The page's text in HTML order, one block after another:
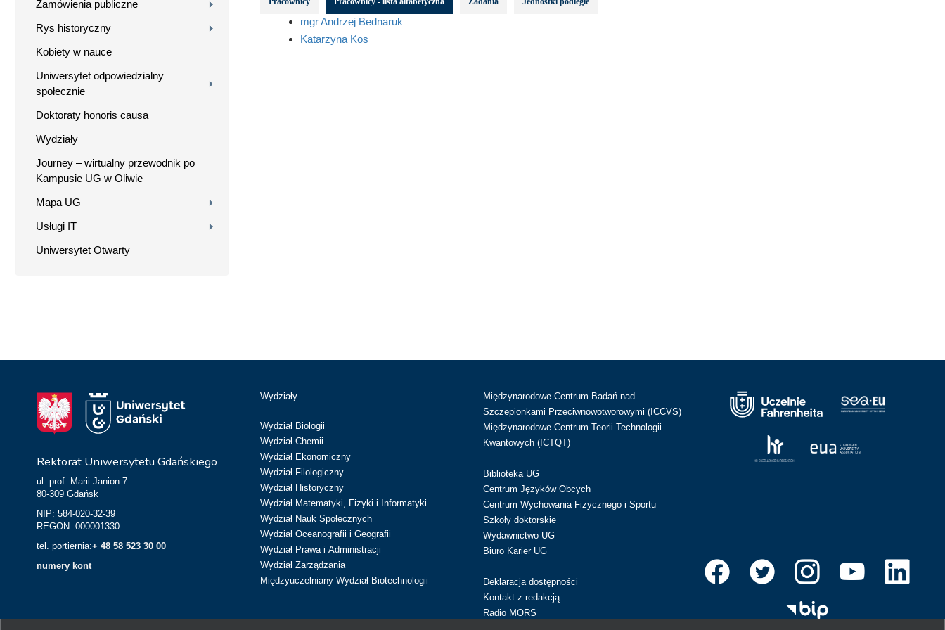
Zamówienia publiczne
Rys historyczny
Kobiety w nauce
Uniwersytet odpowiedzialny
społecznie
Doktoraty honoris causa
Wydziały
Journey – wirtualny przewodnik po
Kampusie UG w Oliwie
Mapa UG
Usługi IT
Uniwersytet Otwarty
mgr Andrzej Bednaruk
Katarzyna Kos
Rektorat Uniwersytetu Gdańskiego
ul. prof. Marii Janion 7
80-309 Gdańsk
NIP: 584-020-32-39
REGON: 000001330
tel. portiernia:+ 48 58 523 30 00
numery kont
Wydziały
Wydział Biologii
Wydział Chemii
Wydział Ekonomiczny
Wydział Filologiczny
Wydział Historyczny
Wydział Matematyki, Fizyki i Informatyki
Wydział Nauk Społecznych
Wydział Oceanografii i Geografii
Wydział Prawa i Administracji
Wydział Zarządzania
Międzyuczelniany Wydział Biotechnologii
Międzynarodowe Centrum Badań nad
Szczepionkami Przeciwnowotworowymi (ICCVS)
Międzynarodowe Centrum Teorii Technologii
Kwantowych (ICTQT)
Biblioteka UG
Centrum Języków Obcych
Centrum Wychowania Fizycznego i Sportu
Szkoły doktorskie
Wydawnictwo UG
Biuro Karier UG
Deklaracja dostępności
Kontakt z redakcją
Radio MORS